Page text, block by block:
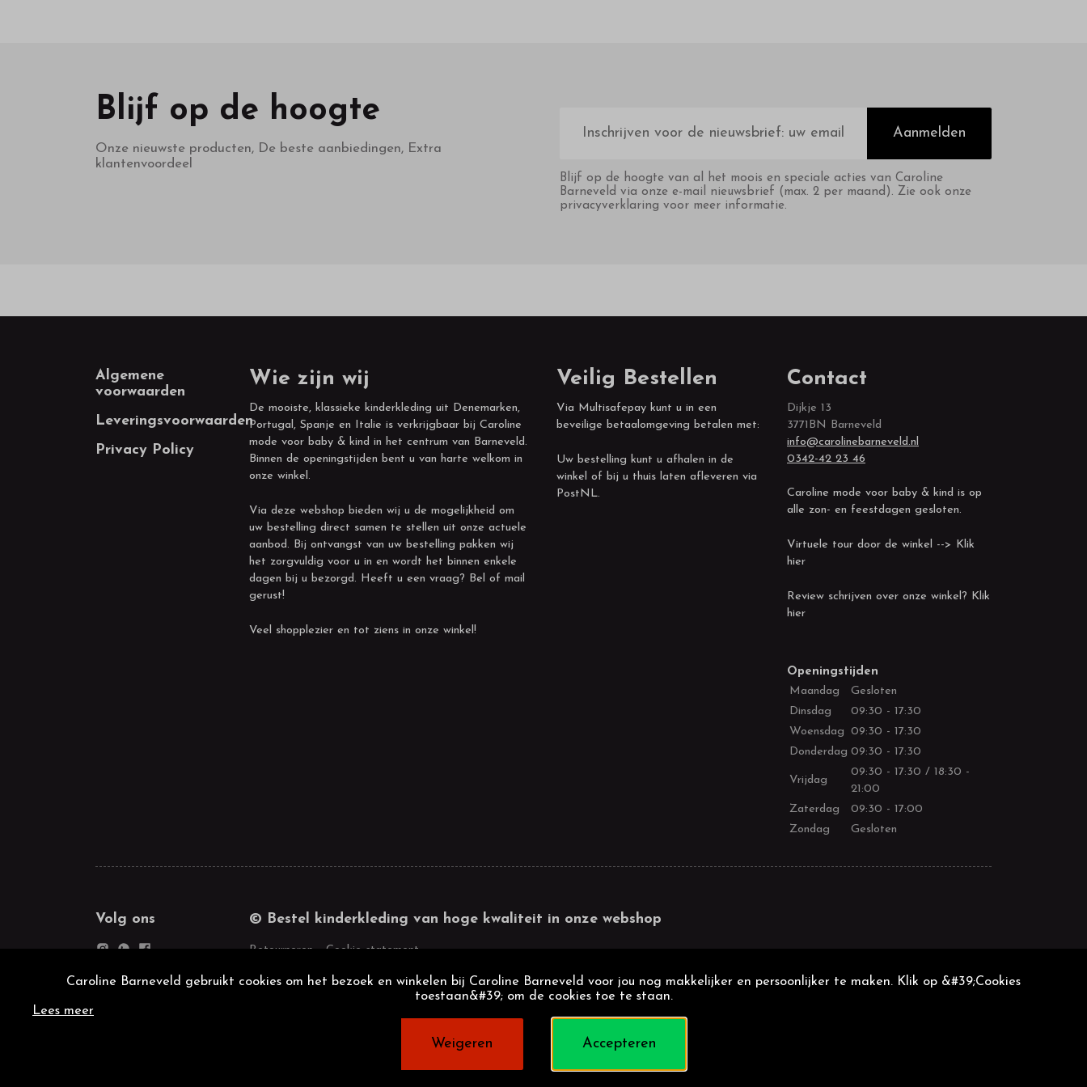
Blijf op de hoogte
Onze nieuwste producten, De beste aanbiedingen, Extra
klantenvoordeel
mailadres
Aanmelden
Blijf op de hoogte van al het moois en speciale acties van Caroline
Barneveld via onze e-mail nieuwsbrief (max. 2 per maand). Zie ook onze
privacyverklaring voor meer informatie.
Footer
Algemene
voorwaarden
Leveringsvoorwaarden
Privacy Policy
Wie zijn wij
De mooiste, klassieke kinderkleding uit Denemarken,
Portugal, Spanje en Italie is verkrijgbaar bij Caroline
mode voor baby & kind in het centrum van Barneveld.
Binnen de openingstijden bent u van harte welkom in
onze winkel.
Via deze webshop bieden wij u de mogelijkheid om
uw bestelling direct samen te stellen uit onze actuele
aanbod. Bij ontvangst van uw bestelling pakken wij
het zorgvuldig voor u in en wordt het binnen enkele
dagen bij u bezorgd. Heeft u een vraag? Bel of mail
gerust!
Veel shopplezier en tot ziens in onze winkel!
Veilig Bestellen
Via Multisafepay kunt u in een
beveilige betaalomgeving betalen met:
Uw bestelling kunt u afhalen in de
winkel of bij u thuis laten afleveren via
PostNL.
Contact
Dijkje 13
3771BN Barneveld
info@carolinebarneveld.nl
0342-42 23 46
Caroline mode voor baby & kind is op
alle zon- en feestdagen gesloten.
Virtuele tour door de winkel --> Klik
hier
Review schrijven over onze winkel? Klik
hier
Openingstijden
Maandag
Gesloten
Dinsdag
09:30 - 17:30
Woensdag 09:30 - 17:30
Donderdag 09:30 - 17:30
Vrijdag
09:30 - 17:30 / 18:30 -
21:00
Zaterdag
09:30 - 17:00
Zondag
Gesloten
Volg ons © Bestel kinderkleding van hoge kwaliteit in onze webshop
Retourneren Cookie statement
Caroline Barneveld gebruikt cookies om het bezoek en winkelen bij Caroline Barneveld voor jou nog makkelijker en persoonlijker te maken. Klik op &#39;Cookies
toestaan&#39; om de cookies toe te staan.
Lees meer
Weigeren Accepteren